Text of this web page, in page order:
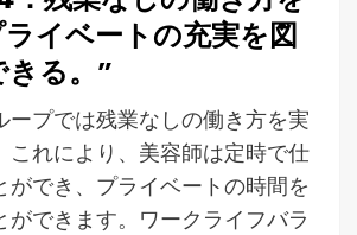
イベートの充実を図
る。”
ープでは残業なしの働き方を実
これにより、美容師は定時で仕
ができ、プライベートの時間を
ができます。ワークライフバラ